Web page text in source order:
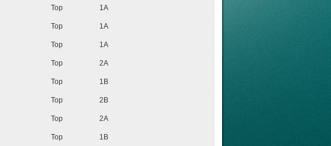
Top 1A
Top 1A
Top 1A
Top 2A
Top 1B
Top 2B
Top 2A
Top 1B